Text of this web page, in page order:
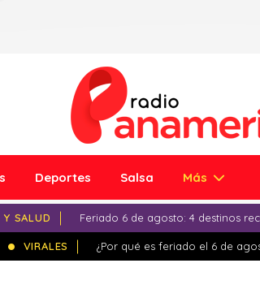
Deportes Salsa Más
Y SALUD Feriado 6 de agosto: 4 destinos
VIRALES ¿Por qué es feriado el 6 de